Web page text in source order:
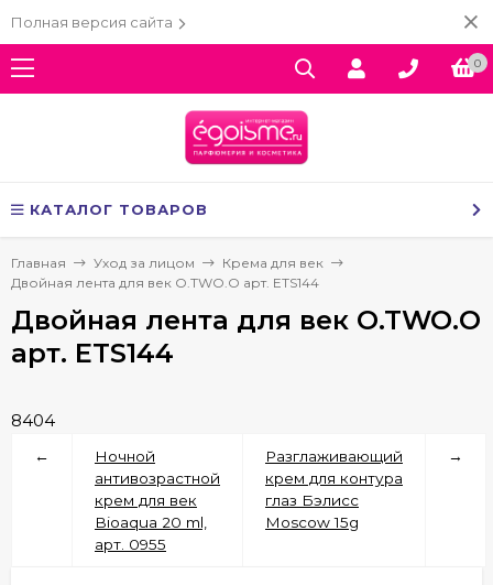
Полная версия сайта
0
КАТАЛОГ ТОВАРОВ
Главная Уход за лицом
Крема для век
Двойная лента для век O.TWO.O арт. ETS144
Двойная лента для век O.TWO.O
арт. ETS144
8404
←
Ночной
антивозрастной
крем для век
Bioaqua 20 ml,
арт. 0955
Разглаживающий
крем для контура
глаз Бэлисс
Moscow 15g
→